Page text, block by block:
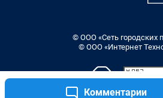
Комментарии
© ООО «Сеть городских
© ООО «Интернет